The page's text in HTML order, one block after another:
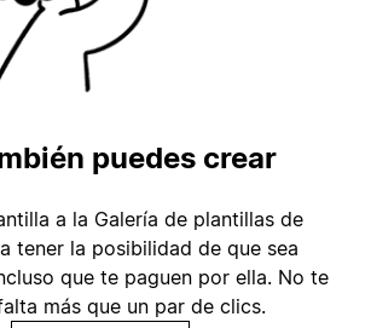
puedes crear
a la Galería de plantillas de
tener la posibilidad de que sea
que te paguen por ella. No te
más que un par de clics.